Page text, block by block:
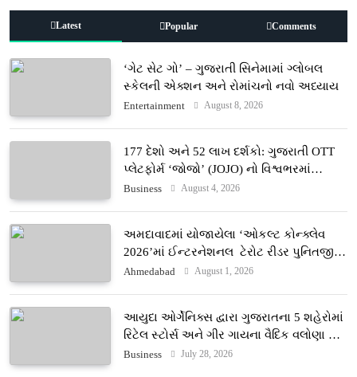
Latest Popular Comments
‘ગેટ સેટ ગો’ – ગુજરાતી સિનેમામાં ગ્લોબલ
સ્કેલની એક્શન અને રોમાંચનો નવો અધ્યાય
Entertainment August 8, 2026
177 દેશો અને 52 લાખ દર્શકો: ગુજરાતી OTT
પ્લેટફોર્મ ‘જોજો’ (JOJO) નો વિશ્વભરમાં
દબદબો
Business August 4, 2026
અમદાવાદમાં યોજાયેલા ‘ઓકલ્ટ કોન્ક્લેવ
2026’માં ઈન્ટરનેશનલ ટેરોટ રીડર પુનિતજી
લુલ્લા એ ટેરોટ કાર્ડ રીડિંગ અંગે માહિતી આપી
Ahmedabad August 1, 2026
આયુદા ઓર્ગેનિક્સ દ્વારા ગુજરાતના 5 શહેરોમાં
રિટેલ સ્ટોર્સ અને ગીર ગાયના વૈદિક વલોણા ઘી-
દૂધની શુદ્ધ સેવાઓ સાથે વ્યાપક વિસ્તરણ
Business July 28, 2026